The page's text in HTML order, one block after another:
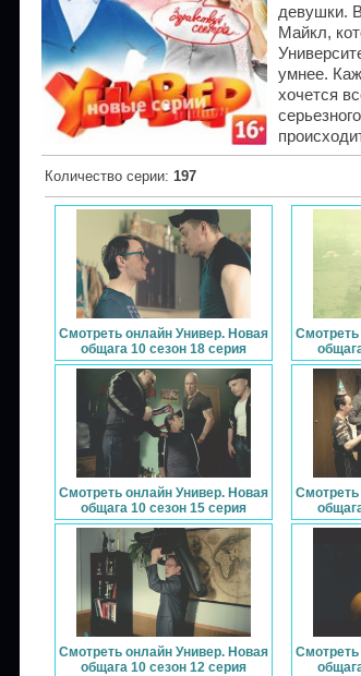
девушки.
Майкл,
умнее.
хочется
Количество серии: 197
Смотреть онлайн Универ. Новая
общага 10 сезон 18 серия
Смотреть
Смотреть онлайн Универ. Новая
общага 10 сезон 15 серия
Смотреть
Смотреть онлайн Универ. Новая
общага 10 сезон 12 серия
Смотреть